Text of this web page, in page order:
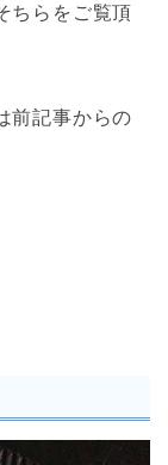
ちらをご覧頂
前記事からの